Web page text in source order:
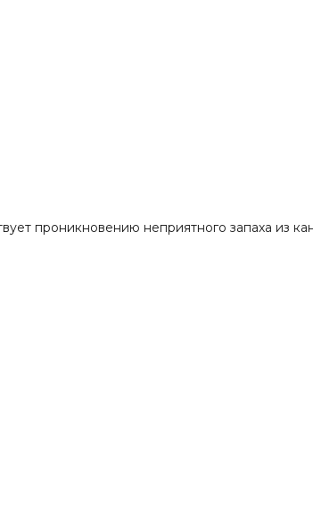
проникновению неприятного запаха из